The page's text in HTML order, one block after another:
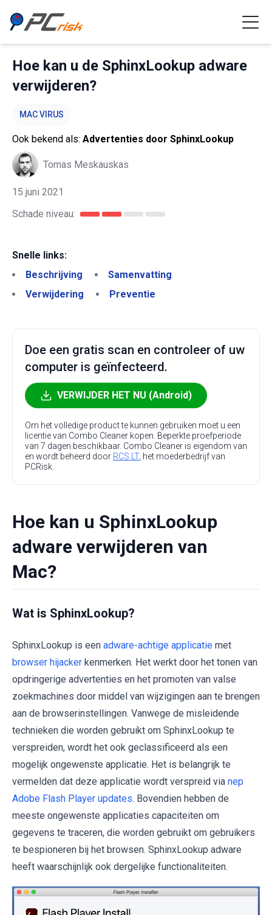
Hoe kan u de SphinxLookup adware
verwijderen?
MAC VIRUS
Ook bekend als: Advertenties door SphinxLookup
Tomas Meskauskas
15 juni 2021
Schade niveau:
Snelle links:
Beschrijving
Samenvatting
Verwijdering
Preventie
Doe een gratis scan en controleer of uw
computer is geïnfecteerd.
VERWIJDER HET NU (Android)
Om het volledige product te kunnen gebruiken moet u een
licentie van Combo Cleaner kopen. Beperkte proefperiode
van 7 dagen beschikbaar. Combo Cleaner is eigendom van
en wordt beheerd door RCS LT, het moederbedrijf van
PCRisk.
Hoe kan u SphinxLookup
adware verwijderen van
Mac?
Wat is SphinxLookup?
SphinxLookup is een adware-achtige applicatie met
browser hijacker kenmerken. Het werkt door het tonen van
opdringerige advertenties en het promoten van valse
zoekmachines door middel van wijzigingen aan te brengen
aan de browserinstellingen. Vanwege de misleidende
technieken die worden gebruikt om SphinxLookup te
verspreiden, wordt het ook geclassificeerd als een
mogelijk ongewenste applicatie. Het is belangrijk te
vermelden dat deze applicatie wordt verspreid via nep
Adobe Flash Player updates. Bovendien hebben de
meeste ongewenste applicaties capaciteiten om
gegevens te traceren, die worden gebruikt om gebruikers
te bespioneren bij het browsen. SphinxLookup adware
heeft waarschijnlijk ook dergelijke functionaliteiten.